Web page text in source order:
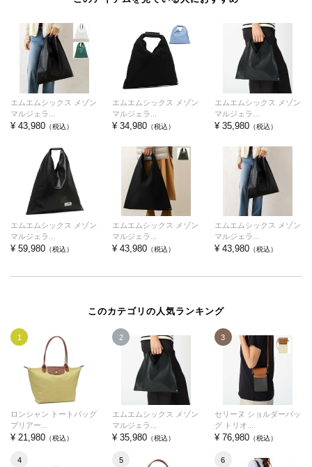
エムエムシックス メゾン
マルジェラ...
¥ 43,980 （税込）
エムエムシックス メゾン
マルジェラ...
¥ 34,980 （税込）
エムエムシックス メゾン
マルジェラ...
¥ 35,980（税込）
エムエムシックス メゾン
マルジェラ...
¥ 59,980 （税込）
エムエムシックス メゾン
マルジェラ...
¥ 43,980 （税込）
エムエムシックス メゾン
マルジェラ...
¥ 43,980（税込）
このカテゴリの人気ランキング
1
ロンシャン トートバッグ
プリアー...
¥ 21,980 （税込）
2
エムエムシックス メゾン
マルジェラ...
¥ 35,980 （税込）
3
セリーヌ ショルダーバッ
グ トリオ...
¥ 76,980（税込）
4 5 6